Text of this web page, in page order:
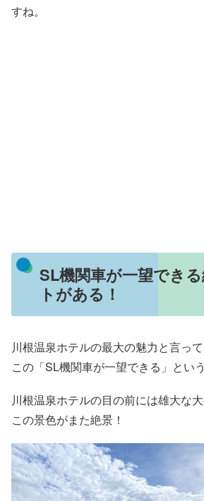
すね。
SL機関車が一望でき
トがある！
川根温泉ホテルの最大の魅力と言っ
この「SL機関車が一望できる」という
川根温泉ホテルの目の前には雄大な大
この景色がまた絶景！